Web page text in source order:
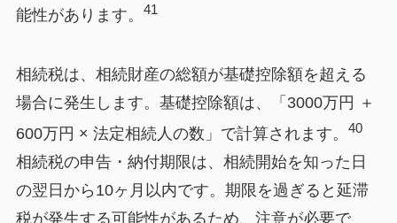
能性があります。 41
相続税は、相続財産の総額が基礎控除額を超える
場合に発生します。基礎控除額は、「3000万円 ＋
600万円 × 法定相続人の数」で計算されます。 40
相続税の申告・納付期限は、相続開始を知った日
の翌日から10ヶ月以内です。期限を過ぎると延滞
税が発生する可能性があるため、注意が必要で